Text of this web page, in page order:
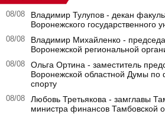
08/08
Владимир Тулупов - декан
Воронежского государственного
08/08
Владимир Михайленко -
Воронежской региональной
08/08
Ольга Ортина - заместитель
Воронежской областной Думы по
спорту
08/08
Любовь Третьякова - замглавы
министра финансов Тамбовской